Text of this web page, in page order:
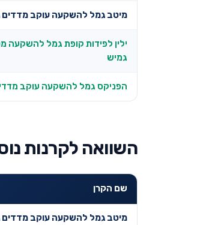
מיטב גמל להשקעה עוקב מדדים
ילין לפידות קופת גמל להשקעה
גמיש
הפניקס גמל להשקעה עוקב
השוואה לקרנות
שם הקרן
מיטב גמל להשקעה עוקב מדדים